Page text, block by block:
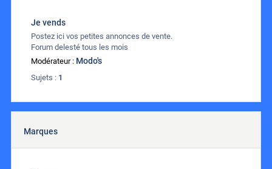
Je vends
Postez ici vos petites annonces de vente.
Forum delesté tous les mois
Modérateur : Modo's
Sujets : 1
Marques